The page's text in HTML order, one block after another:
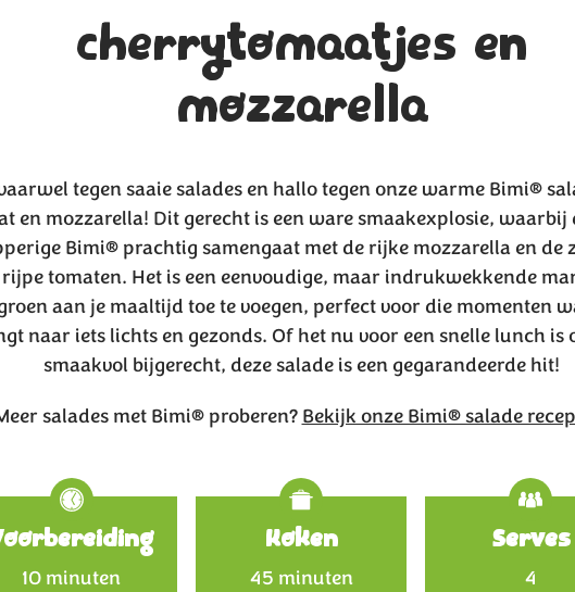
cherrytomaatjes en
mozzarella
tegen saaie salades en hallo tegen onze warme Bimi®
en mozzarella! Dit gerecht is een ware smaakexplosie, waarbij
Bimi® prachtig samengaat met de rijke mozzarella en de
tomaten. Het is een eenvoudige, maar indrukwekkende
aan je maaltijd toe te voegen, perfect voor die momenten
naar iets lichts en gezonds. Of het nu voor een snelle lunch is
smaakvol bijgerecht, deze salade is een gegarandeerde hit!
salades met Bimi® proberen? Bekijk onze Bimi® salade
10 minuten
Koken
45 minuten
Serves
4